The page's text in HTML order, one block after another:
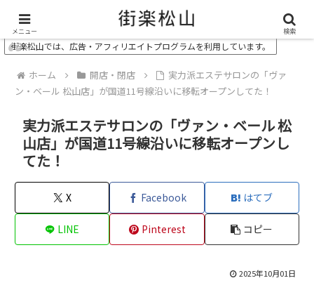
＼ 松山の街を“オモシロク”する地域情報メディア ／
街楽松山では、広告・アフィリエイトプログラムを利用しています。
ホーム 開店・閉店
実力派エステサロンの「ヴァ
ン・ベール 松山店」が国道11号線沿いに移転オープンしてた！
実力派エステサロンの「ヴァン・ベール 松
山店」が国道11号線沿いに移転オープンし
てた！
X Facebook はてブ
LINE Pinterest コピー
2025年10月01日
メニュー 検索